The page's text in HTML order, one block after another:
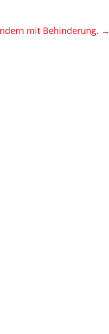
mit Behinderung. →